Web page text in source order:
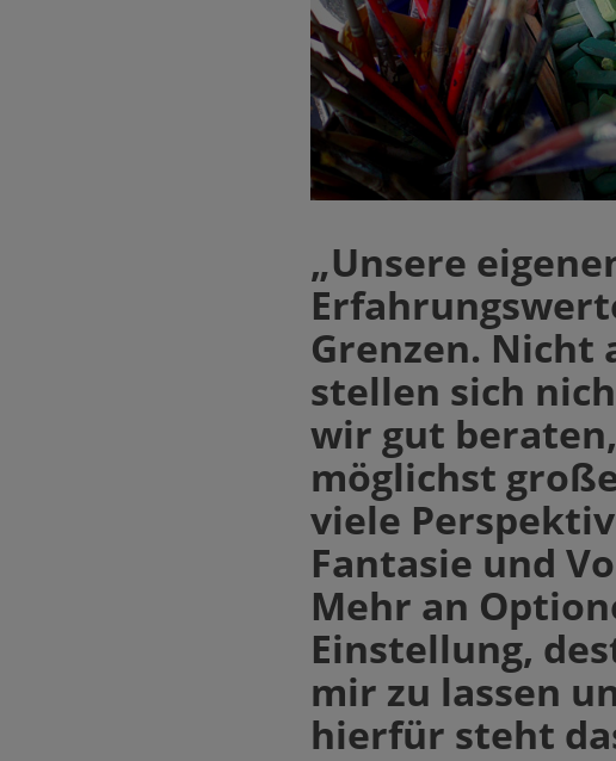
„Unsere
Grenzen. Nicht
stellen sich
wir gut
möglichst
viele
Fantasie und
Mehr an
Einstellung,
mir zu lassen
hierfür steht